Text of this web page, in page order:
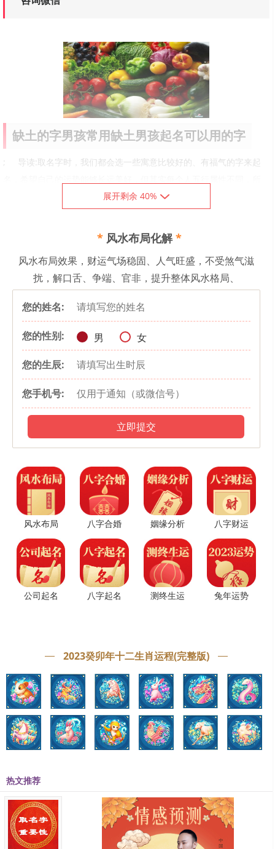
缺土的字男孩常用缺土男孩起名可以用的字
; 导读:取名字时，我们都会选一些寓意比较好的、有福气的字来起
以选取字时要贴合自己的五行，做好补全打算。那么，缺土的字男孩
伟、峰、龙、德、玉、中、祥、宇、宝、安、亚、卫、山、维、
翔、坚、远、信、磊、培、恩、全、基、廷、仲、有、奎、坤、为、
勋、辰、崇、田、庭、裕、城、岳、逸、育、羽、堂、定、佑、均、
球、农、贻、崴、州、坦、容、鸥、纬、庸、豫、融、用、留、韦、
禹、雍、依、五、屹、伍、祯、崎、岷、懿、予、爱、岛、粤、愚、
约、陶、敖、珠、嵘、毓、也、黄、填、韵、坡、尘、位、在、圻、
盾、岐、路、宴、唯、实、园、宥、羲、围、土、硕、缘、牛、冈、
缺土男孩起名可以用的字
远:指高远、深远、扩大、深奥、远大、长久、长远。
叶、才清志高、满腹经纶。)
圆:指从中心点到周边任何一点的距离都相等的形。
——用作人名意指圆滑，周到，可爱，圆满等含义，(引申为:八面
玲珑、大智若愚、无微不至。)
宇:指房屋，也形容人的风度，仪表，如气宇轩昂，美好等之义。
——用作人名意指有美好，有风度，气宇轩昂等含义，(引申为:气
宇轩昂、风度翩翩、温文儒雅。)
恩:指恩惠或情谊。
卫:指保护、保卫、防护等意义。
——用作人名意指严谨，骁勇善战，有担当等含义，(引申为:严于
律己、骁勇善战、精明能干。)
誉:指称赞，赞美，荣誉。
——用作人名意指尊荣，名声很大，诚实守信等含义，(引申为:德
高望重、诚实守信、享誉中外。)
——用作人名意指安翔，自在，繁荣，吉祥等含义，(引申为:欣欣
向荣、闲情逸致、吉祥如意。)
勋:指特殊的、有意义的功劳。
——用作人名意指成就，成绩，功绩，功成名就等含义，(引申为:
展开剩余 40%
*风水布局化解*
风水布局效果，财运气场稳固、人气旺盛，不受煞气滋
扰，解口舌、争端、官非，提升整体风水格局、
您的姓名:
您的性别: 男
女
您的生辰:
您手机号:
立即提交
风水布局 八字合婚 姻缘分析 八字财运
公司起名 八字起名 测终生运 兔年运势
2023癸卯年十二生肖运程(完整版)
热文推荐